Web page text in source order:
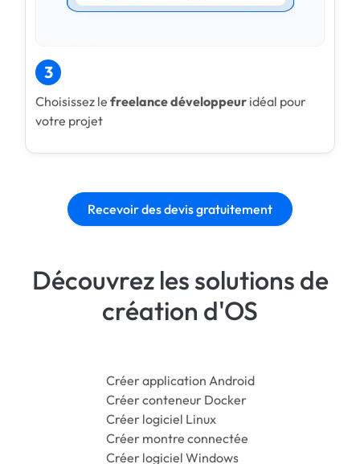
3
Choisissez le freelance développeur idéal pour
votre projet
Recevoir des devis gratuitement
Découvrez les solutions de
création d'OS
Créer application Android
Créer conteneur Docker
Créer logiciel Linux
Créer montre connectée
Créer logiciel Windows